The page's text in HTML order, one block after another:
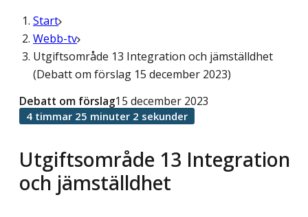
Start
Webb-tv
Utgiftsområde 13 Integration och jämställdhet
(Debatt om förslag 15 december 2023)
Utgiftsområde 13 Integration
och jämställdhet
Debatt om förslag15 december 2023
4 timmar 25 minuter 2 sekunder